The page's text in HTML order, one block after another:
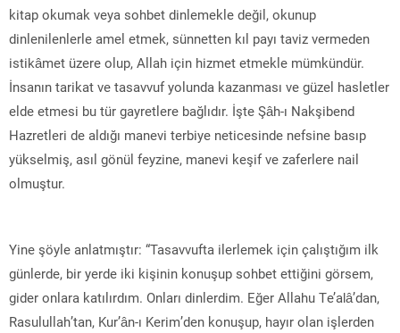
kitap okumak veya sohbet dinlemekle değil, okunup
dinlenilenlerle amel etmek, sünnetten kıl payı taviz vermeden
istikâmet üzere olup, Allah için hizmet etmekle mümkündür.
İnsanın tarikat ve tasavvuf yolunda kazanması ve güzel hasletler
elde etmesi bu tür gayretlere bağlıdır. İşte Şâh-ı Nakşibend
Hazretleri de aldığı manevi terbiye neticesinde nefsine basıp
yükselmiş, asıl gönül feyzine, manevi keşif ve zaferlere nail
olmuştur.
Yine şöyle anlatmıştır: “Tasavvufta ilerlemek için çalıştığım ilk
günlerde, bir yerde iki kişinin konuşup sohbet ettiğini görsem,
gider onlara katılırdım. Onları dinlerdim. Eğer Allahu Te’alâ’dan,
Rasulullah’tan, Kur’ân-ı Kerim’den konuşup, hayır olan işlerden